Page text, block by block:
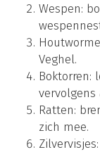
Wespen:
Veghel.
Boktorren:
vervolgens
Ratten:
zich mee.